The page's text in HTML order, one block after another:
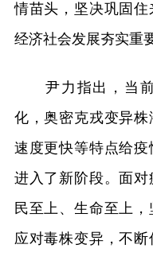
情苗头，坚决巩固
经济社会发展夯实重
尹力指出，当前
化，奥密克戎变异
速度更快等特点给
进入了新阶段。面
民至上、生命至上
应对毒株变异，不